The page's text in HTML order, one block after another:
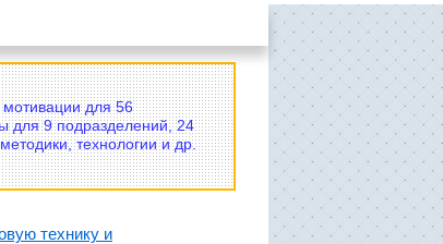
для 56
для 9 подразделений, 24
технологии и др.
технику и